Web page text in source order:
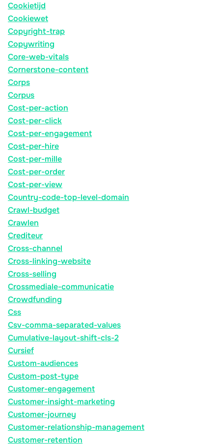
Cookietijd
Cookiewet
Copyright-trap
Copywriting
Core-web-vitals
Cornerstone-content
Corps
Corpus
Cost-per-action
Cost-per-click
Cost-per-engagement
Cost-per-hire
Cost-per-mille
Cost-per-order
Cost-per-view
Country-code-top-level-domain
Crawl-budget
Crawlen
Crediteur
Cross-channel
Cross-linking-website
Cross-selling
Crossmediale-communicatie
Crowdfunding
Css
Csv-comma-separated-values
Cumulative-layout-shift-cls-2
Cursief
Custom-audiences
Custom-post-type
Customer-engagement
Customer-insight-marketing
Customer-journey
Customer-relationship-management
Customer-retention